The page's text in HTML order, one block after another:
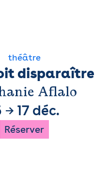
théâtre
disparaître
Aflalo
→ 17 déc.
Réserver